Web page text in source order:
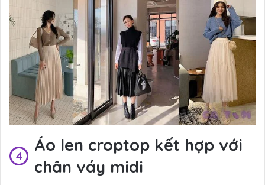
Áo len croptop kết hợp với
chân váy midi